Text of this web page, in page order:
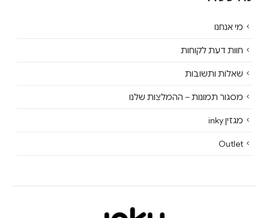
מי אנחנו
חוות דעת לקוחות
שאלות ותשובות
מסגור תמונות – ההמלצות שלנו
מגזין inky
Outlet